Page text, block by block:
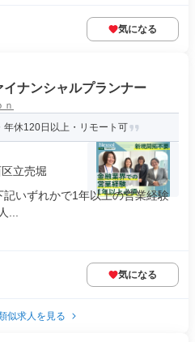
気になる
ナンシャルプランナー
年休120日以上・リモート可
立売堀
いずれかで1年以上の営業経験
...
気になる
似求人を見る